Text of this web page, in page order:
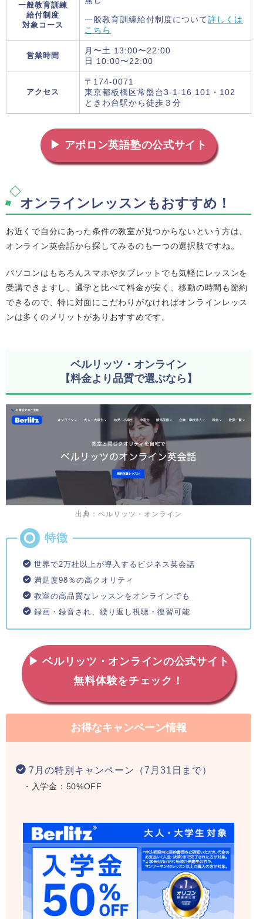
一般教育訓練
給付制度
対象コース
一般教育訓練給付制度について 詳しくは
こちら
営業時間
月〜土 13:00〜22:00
日 10:00〜22:00
アクセス
〒174-0071
東京都板橋区常盤台3-1-16 101・102
ときわ台駅から徒歩３分
▶ アポロン英語塾の公式サイト
オンラインレッスンもおすすめ！
お近くで自分にあった条件の教室が見つからないという方は、
オンライン英会話から探してみるのも一つの選択肢ですね。
パソコンはもちろんスマホやタブレットでも気軽にレッスンを
受講できますし、通学と比べて料金が安く、移動の時間も節約
できるので、特に対面にこだわりがなければオンラインレッス
ンは多くのメリットがありおすすめです。
ベルリッツ・オンライン
【料金より品質で選ぶなら】
出典：ベルリッツ・オンライン
世界で2万社以上が導入するビジネス英会話
満足度98％の高クオリティ
教室の高品質なレッスンをオンラインでも
録画・録音され、繰り返し視聴・復習可能
▶ ベルリッツ・オンラインの公式サイト
無料体験をチェック！
お得なキャンペーン情報
7月の特別キャンペーン（7月31日まで）
・入学金：50%OFF